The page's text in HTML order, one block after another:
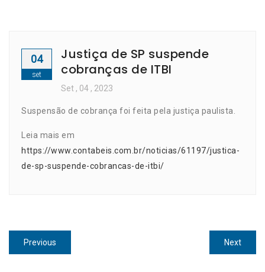
04
set
Justiça de SP suspende
cobranças de ITBI
Set , 04 , 2023
Suspensão de cobrança foi feita pela justiça paulista.
Leia mais em
https://www.contabeis.com.br/noticias/61197/justica-
de-sp-suspende-cobrancas-de-itbi/
Navegação
de
Previous
post:
NextNext
post: